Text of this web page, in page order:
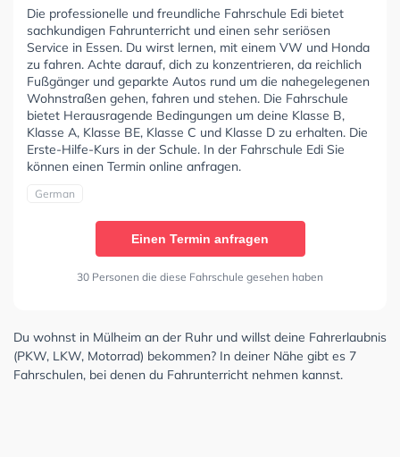
Die professionelle und freundliche Fahrschule Edi bietet
sachkundigen Fahrunterricht und einen sehr seriösen
Service in Essen. Du wirst lernen, mit einem VW und Honda
zu fahren. Achte darauf, dich zu konzentrieren, da reichlich
Fußgänger und geparkte Autos rund um die nahegelegenen
Wohnstraßen gehen, fahren und stehen. Die Fahrschule
bietet Herausragende Bedingungen um deine Klasse B,
Klasse A, Klasse BE, Klasse C und Klasse D zu erhalten. Die
Erste-Hilfe-Kurs in der Schule. In der Fahrschule Edi Sie
können einen Termin online anfragen.
German
Einen Termin anfragen
30 Personen die diese Fahrschule gesehen haben
Du wohnst in Mülheim an der Ruhr und willst deine Fahrerlaubnis
(PKW, LKW, Motorrad) bekommen? In deiner Nähe gibt es 7
Fahrschulen, bei denen du Fahrunterricht nehmen kannst.